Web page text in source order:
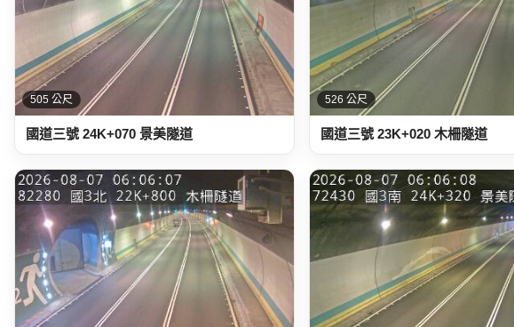
505 公尺
國道三號 24K+070 景美隧道
526 公尺
國道三號 23K+020 木柵隧道